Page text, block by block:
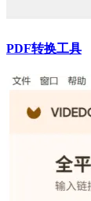
PDF转换工具